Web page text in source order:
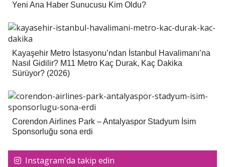
Yeni Ana Haber Sunucusu Kim Oldu?
Kayaşehir Metro İstasyonu’ndan İstanbul Havalimanı’na
Nasıl Gidilir? M11 Metro Kaç Durak, Kaç Dakika
Sürüyor? (2026)
Corendon Airlines Park – Antalyaspor Stadyum İsim
Sponsorluğu sona erdi
Instagram'da takip edin